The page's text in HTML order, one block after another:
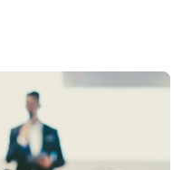
dedicata. Ampio spazio
concrete. In
di Paolo Ganis,
che in otto anni ha
fondato su
e visione